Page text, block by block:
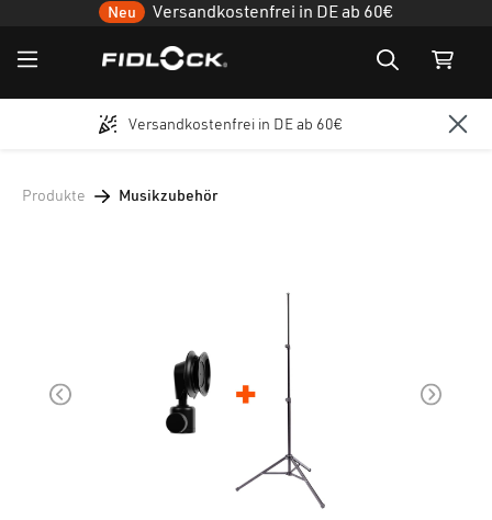
Zum Hauptinhalt springen
Neu Versandkostenfrei in DE ab 60€
Versandkostenfrei in DE ab 60€
Produkte Musikzubehör